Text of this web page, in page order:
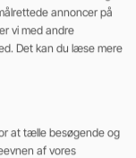
annoncer på
vi med andre
Det kan du læse mere
at tælle besøgende og
af vores